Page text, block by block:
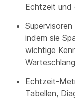
Echtzeit und
indem sie
wichtige
Echtzeit-
Tabellen,